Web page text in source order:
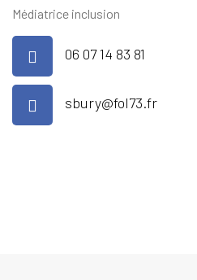
Médiatrice inclusion
06 07 14 83 81
sbury@fol73.fr